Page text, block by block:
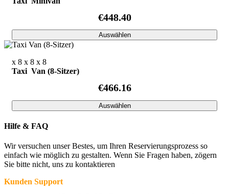
€448.40
Auswählen
x 8 x 8 x 8
Taxi Van (8-Sitzer)
€466.16
Auswählen
Hilfe & FAQ
Wir versuchen unser Bestes, um Ihren Reservierungsprozess so
einfach wie möglich zu gestalten. Wenn Sie Fragen haben, zögern
Sie bitte nicht, uns zu kontaktieren
Kunden Support